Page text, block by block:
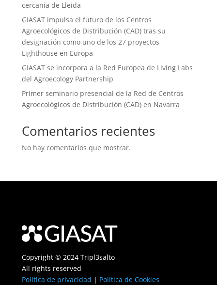
cercanía de Lleida
GIASAT impulsa el futuro de los Centros
Agroecológicos de Distribución (CAD) tras su
designación como uno de los 27 proyectos
Lighthouse en Europa
GIASAT se incorpora a la Red Europea de Living Labs
del Agroecology Partnership
Primer seminario presencial de la Red de Centros
Agroecológicos de Distribución (CAD) en Navarra
Comentarios recientes
No hay comentarios que mostrar.
Copyright © 2024 Tripl3salto
All rights reserved
Política de privacidad | Política de Cookies